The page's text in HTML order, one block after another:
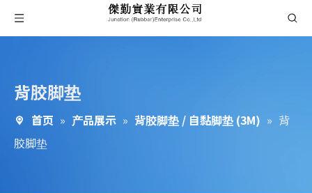
背胶脚垫
首页 » 产品展示 » 背胶脚垫 / 自黏脚垫 (3M) » 背
胶脚垫